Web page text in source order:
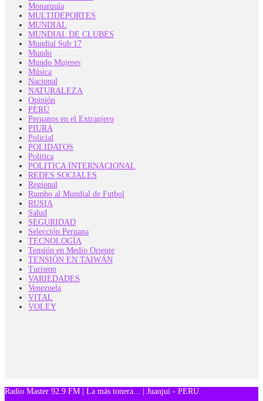
Monarquía
MULTIDEPORTES
MUNDIAL
MUNDIAL DE CLUBES
Mundial Sub 17
Mundo
Mundo Mujeres
Música
Nacional
NATURALEZA
Opinión
PERÚ
Peruanos en el Extranjero
PIURA
Policial
POLIDATOS
Politica
POLITICA INTERNACIONAL
REDES SOCIALES
Regional
Rumbo al Mundial de Futbol
RUSIA
Salud
SEGURIDAD
Selección Peruana
TECNOLOGÍA
Tensión en Medio Oriente
TENSIÓN EN TAIWÁN
Turismo
VARIEDADES
Venezuela
VITAL
VOLEY
Radio Master 92.9 FM | La más tonera... | Juanjui - PERÚ